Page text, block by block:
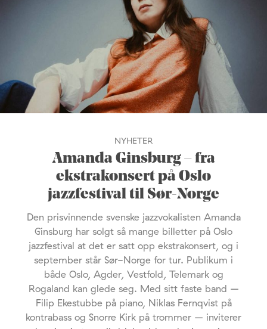
NYHETER
Amanda Ginsburg – fra
ekstrakonsert på Oslo
jazzfestival til Sør-Norge
Den prisvinnende svenske jazzvokalisten Amanda
Ginsburg har solgt så mange billetter på Oslo
jazzfestival at det er satt opp ekstrakonsert, og i
september står Sør-Norge for tur. Publikum i
både Oslo, Agder, Vestfold, Telemark og
Rogaland kan glede seg. Med sitt faste band –
Filip Ekestubbe på piano, Niklas Fernqvist på
kontrabass og Snorre Kirk på trommer – inviterer